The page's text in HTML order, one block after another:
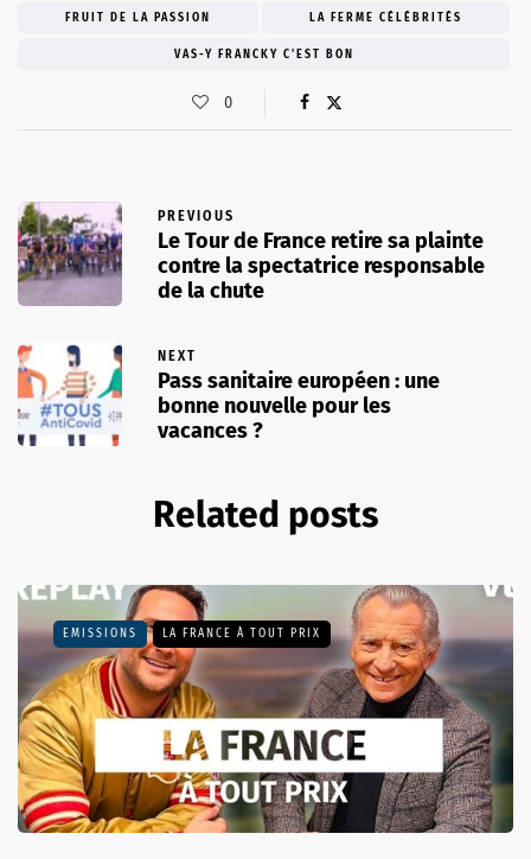
FRUIT DE LA PASSION LA FERME CÉLÉBRITÉS
VAS-Y FRANCKY C'EST BON
0
PREVIOUS
Le Tour de France retire sa plainte
contre la spectatrice responsable
de la chute
NEXT
Pass sanitaire européen : une
bonne nouvelle pour les
vacances ?
Related posts
EMISSIONS LA FRANCE À TOUT PRIX